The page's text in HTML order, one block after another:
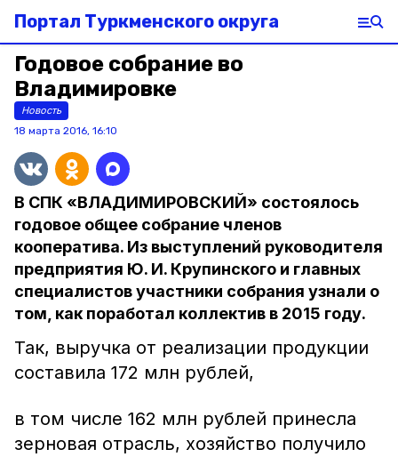
Портал Туркменского округа
Годовое собрание во
Владимировке
Новость
18 марта 2016, 16:10
В СПК «ВЛАДИМИРОВСКИЙ» состоялось
годовое общее собрание членов
кооператива. Из выступлений руководителя
предприятия Ю. И. Крупинского и главных
специалистов участники собрания узнали о
том, как поработал коллектив в 2015 году.
Так, выручка от реализации продукции
составила 172 млн рублей,
в том числе 162 млн рублей принесла
зерновая отрасль, хозяйство получило